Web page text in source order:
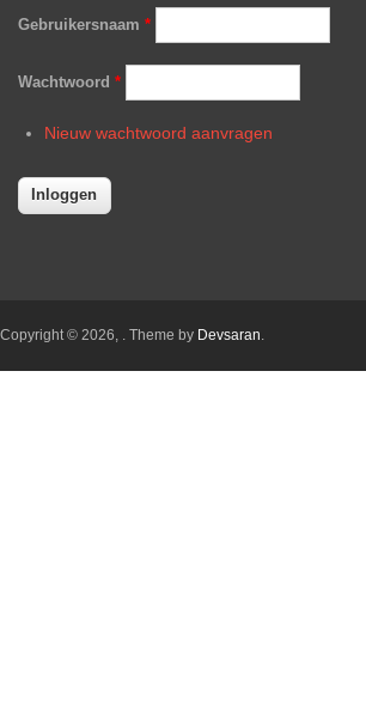
Gebruikersnaam *
Wachtwoord *
Nieuw wachtwoord aanvragen
Copyright © 2026, . Theme by Devsaran.